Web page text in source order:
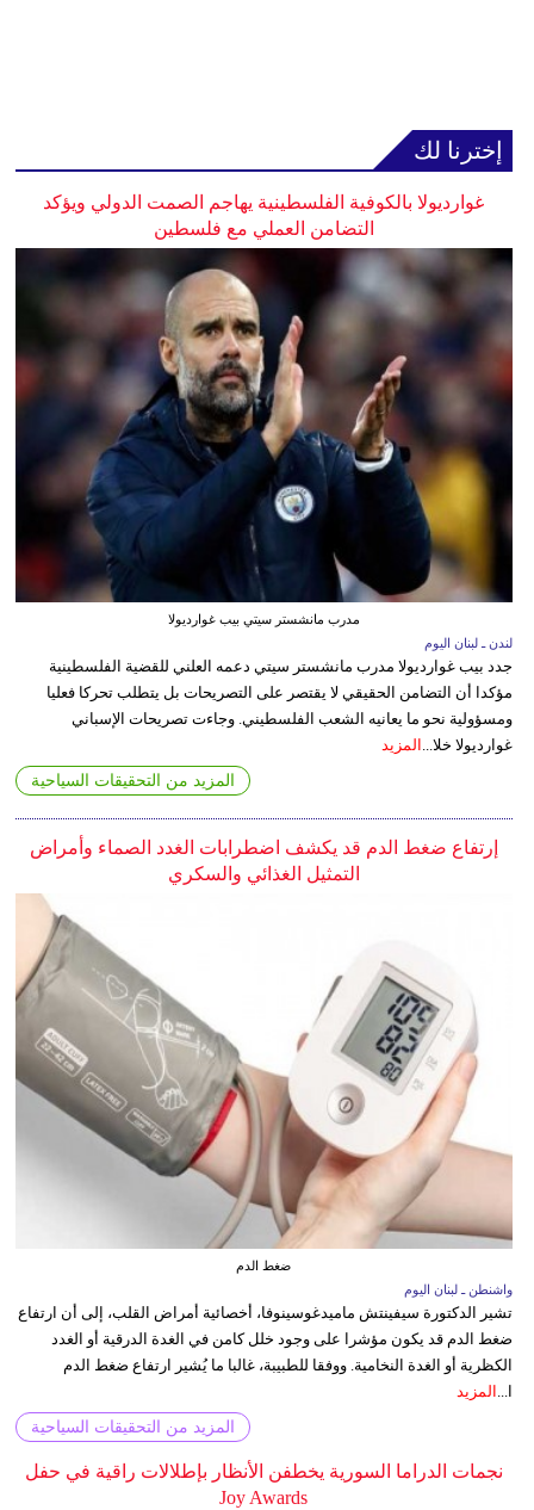
إخترنا لك
غوارديولا بالكوفية الفلسطينية يهاجم الصمت الدولي ويؤكد
التضامن العملي مع فلسطين
مدرب مانشستر سيتي بيب غوارديولا
لندن ـ لبنان اليوم
جدد بيب غوارديولا مدرب مانشستر سيتي دعمه العلني للقضية الفلسطينية
مؤكدا أن التضامن الحقيقي لا يقتصر على التصريحات بل يتطلب تحركا فعليا
ومسؤولية نحو ما يعانيه الشعب الفلسطيني. وجاءت تصريحات الإسباني
غوارديولا خلا... المزيد
المزيد من التحقيقات السياحية
إرتفاع ضغط الدم قد يكشف اضطرابات الغدد الصماء وأمراض
التمثيل الغذائي والسكري
ضغط الدم
واشنطن ـ لبنان اليوم
تشير الدكتورة سيفينتش ماميدغوسينوفا، أخصائية أمراض القلب، إلى أن ارتفاع
ضغط الدم قد يكون مؤشرا على وجود خلل كامن في الغدة الدرقية أو الغدد
الكظرية أو الغدة النخامية. ووفقا للطبيبة، غالبا ما يُشير ارتفاع ضغط الدم
ا... المزيد
المزيد من التحقيقات السياحية
نجمات الدراما السورية يخطفن الأنظار بإطلالات راقية في حفل
Joy Awards